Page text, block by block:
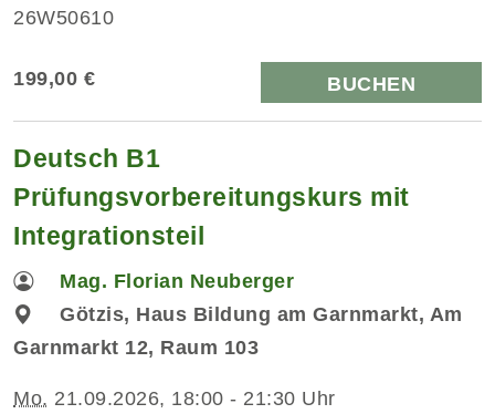
26W50610
199,00 € BUCHEN
Deutsch B1
Prüfungsvorbereitungskurs mit
Integrationsteil
Mag. Florian Neuberger
Götzis, Haus Bildung am Garnmarkt, Am
Garnmarkt 12, Raum 103
Mo. 21.09.2026, 18:00 - 21:30 Uhr